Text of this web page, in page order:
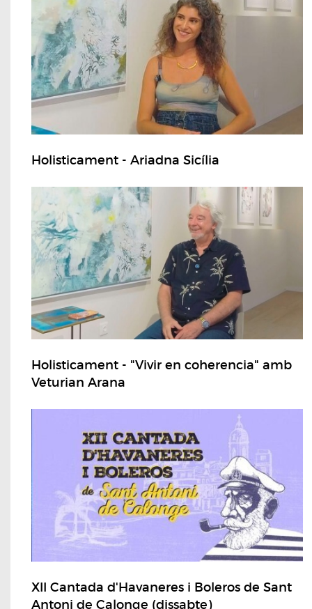
Holisticament - Ariadna Sicília
Holisticament - "Vivir en coherencia" amb
Veturian Arana
XII Cantada d'Havaneres i Boleros de Sant
Antoni de Calonge (dissabte)